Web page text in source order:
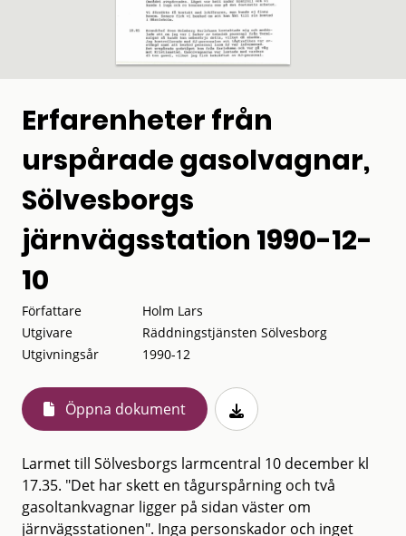
Erfarenheter från
urspårade gasolvagnar,
Sölvesborgs
järnvägsstation 1990-12-
10
Författare
Holm Lars
Utgivare
Räddningstjänsten Sölvesborg
Utgivningsår
1990-12
Öppna dokument
Larmet till Sölvesborgs larmcentral 10 december kl
17.35. "Det har skett en tågurspårning och två
gasoltankvagnar ligger på sidan väster om
järnvägsstationen". Inga personskador och inget